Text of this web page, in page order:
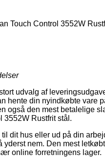
Touch Control 3552W
udvalg af
hente din nyindkøbte vare
også den mest betalelige
3552W Rustfrit stål.
dit hus eller ud på din
nem. Den mest
online forretningens lager.